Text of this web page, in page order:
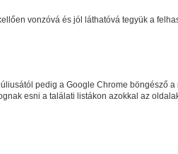
vonzóvá és jól láthatóvá tegyük a
pedig a Google Chrome böngésző
esni a találati listákon azokkal az